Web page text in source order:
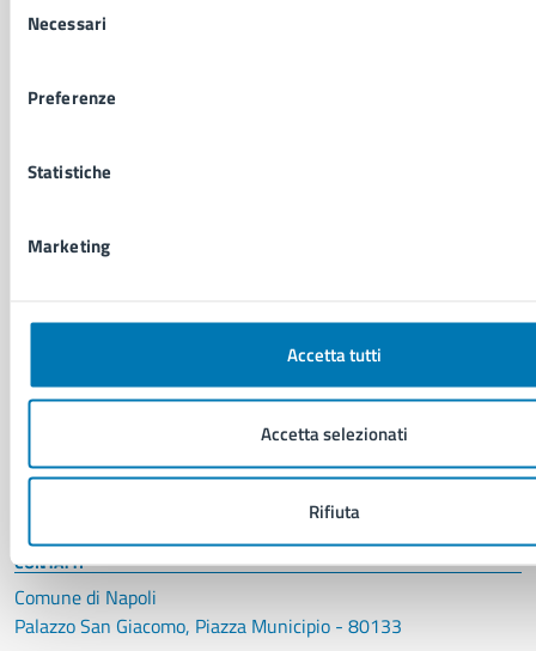
delNecessari
Preferenze
Statistiche
Marketing
Accetta tutti
Accetta selezionati
Rifiuta
Salute, benessere e assistenza
Comunicati
VIVERE IL COMUNE
Elenco libri
CONTATTI
Comune di Napoli
Palazzo San Giacomo, Piazza Municipio - 80133